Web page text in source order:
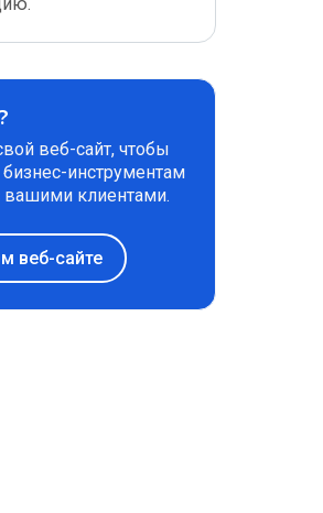
веб-сайт, чтобы
бизнес-инструментам
вашими клиентами.
веб-сайте